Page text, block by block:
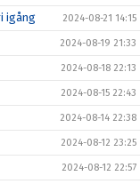
igång 2024-08-21 14:15
2024-08-19 21:33
2024-08-18 22:13
2024-08-15 22:43
2024-08-14 22:38
2024-08-12 23:25
2024-08-12 22:57